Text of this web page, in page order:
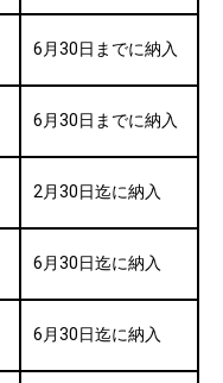
6月30日までに納入
6月30日までに納入
2月30日迄に納入
6月30日迄に納入
6月30日迄に納入